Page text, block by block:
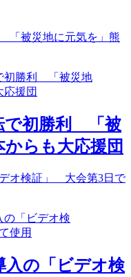
「被災地に元気を」熊
で初勝利 「被
らも大応援団
オ検証」 大会第3日で
入の「ビデオ検